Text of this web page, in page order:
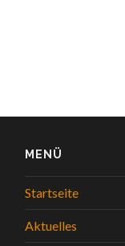
MENÜ
Startseite
Aktuelles